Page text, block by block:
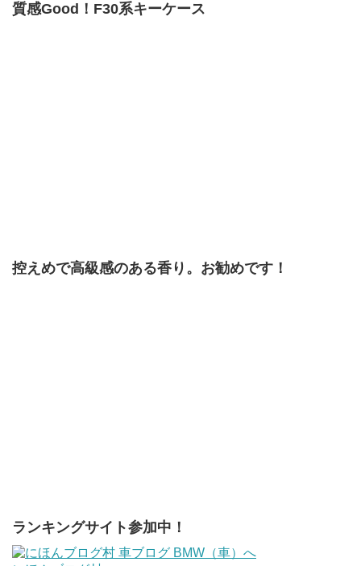
質感Good！F30系キーケース
控えめで高級感のある香り。お勧めです！
ランキングサイト参加中！